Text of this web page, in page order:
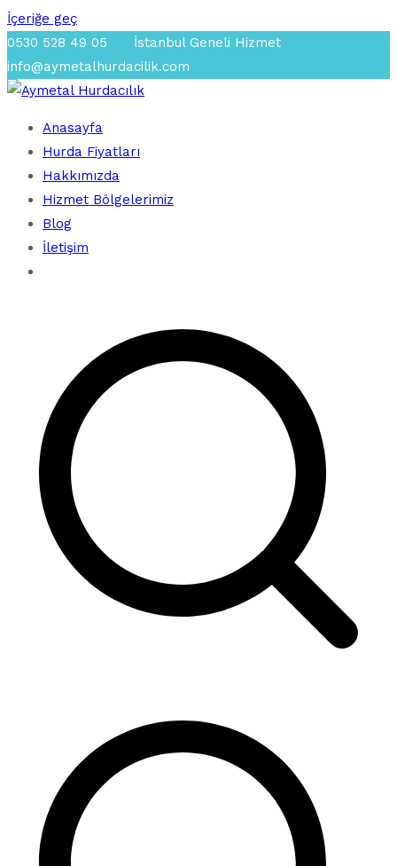
İçeriğe geç
0530 528 49 05
İstanbul Geneli Hizmet
info@aymetalhurdacilik.com
Aymetal Hurdacılık
En Yakın Hurdacı
Anasayfa
Hurda Fiyatları
Hakkımızda
Hizmet Bölgelerimiz
Blog
İletişim